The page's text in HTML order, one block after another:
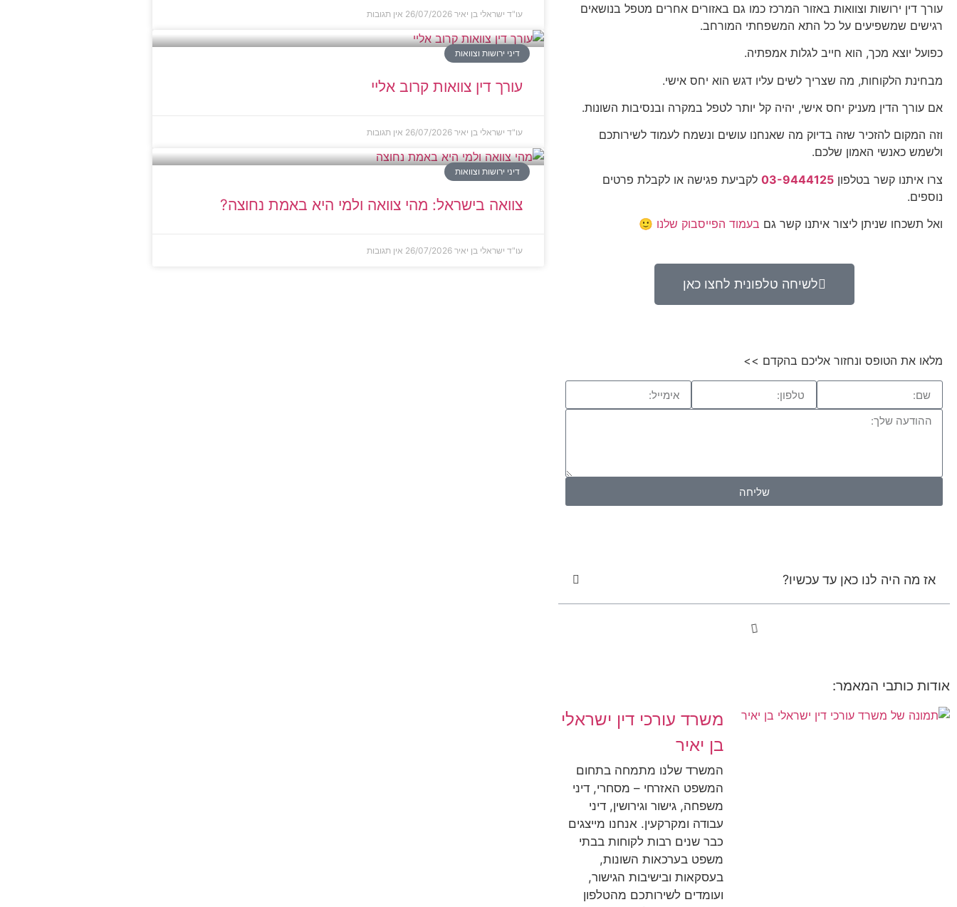
עורך דין ירושות וצוואות באזור המרכז כמו גם באזורים אחרים מטפל בנושאים
רגישים שמשפיעים על כל התא המשפחתי המורחב.
כפועל יוצא מכך, הוא חייב לגלות אמפתיה.
מבחינת הלקוחות, מה שצריך לשים עליו דגש הוא יחס אישי.
אם עורך הדין מעניק יחס אישי, יהיה קל יותר לטפל במקרה ובנסיבות השונות.
וזה המקום להזכיר שזה בדיוק מה שאנחנו עושים ונשמח לעמוד לשירותכם
ולשמש כאנשי האמון שלכם.
צרו איתנו קשר בטלפון 03-9444125 לקביעת פגישה או לקבלת פרטים
נוספים.
ואל תשכחו שניתן ליצור איתנו קשר גם בעמוד הפייסבוק שלנו 🙂
לשיחה טלפונית לחצו כאן
מלאו את הטופס ונחזור אליכם בהקדם >>
שליחה
אז מה היה לנו כאן עד עכשיו?
אודות כותבי המאמר:
משרד עורכי דין ישראלי
בן יאיר
המשרד שלנו מתמחה בתחום
המשפט האזרחי – מסחרי, דיני
משפחה, גישור וגירושין, דיני
עבודה ומקרקעין. אנחנו מייצגים
כבר שנים רבות לקוחות בבתי
משפט בערכאות השונות,
בעסקאות ובישיבות הגישור,
ועומדים לשירותכם מהטלפון
עו"ד ישראלי בן יאיר 26/07/2026 אין תגובות
דיני ירושות וצוואות
עורך דין צוואות קרוב אליי
עו"ד ישראלי בן יאיר 26/07/2026 אין תגובות
דיני ירושות וצוואות
צוואה בישראל: מהי צוואה ולמי היא באמת נחוצה?
עו"ד ישראלי בן יאיר 26/07/2026 אין תגובות